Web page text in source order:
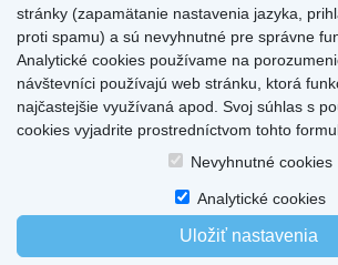
Miesto pre informácie o hrobovom mieste
Produkty a služby |Citáty|O cintorínoch|
stránky (zapamätanie nastavenia jazyka,
proti spamu) a sú nevyhnutné pre správne
Analytické cookies používame na
návštevníci používajú web stránku, ktorá
najčastejšie využívaná apod. Svoj súhlas s
cookies vyjadrite prostredníctvom tohto
Nevyhnutné cookies
Analytické cookies
Uložiť nastavenia